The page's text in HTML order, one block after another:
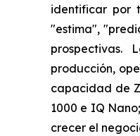
identificar por
"estima",
prospectivas.
producción,
capacidad de
1000 e IQ
crecer el